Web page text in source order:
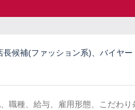
長候補(ファッション系)、バイヤ
、職種、給与、雇用形態、こだわり